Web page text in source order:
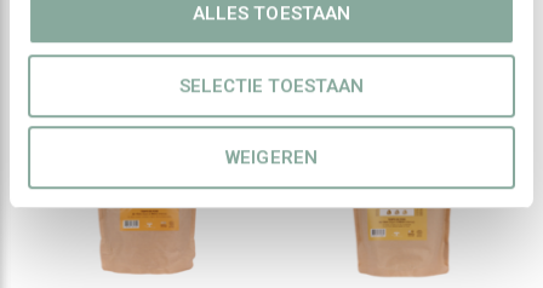
ALLES TOESTAAN
SELECTIE TOESTAAN
WEIGEREN